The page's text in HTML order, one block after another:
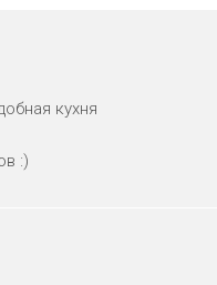
кухня
:)